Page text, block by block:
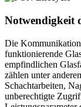
Notwendigkeit
Die
funktionierende
empfindlichen
zählen unter
Schachtarbeiten,
unberechtigte